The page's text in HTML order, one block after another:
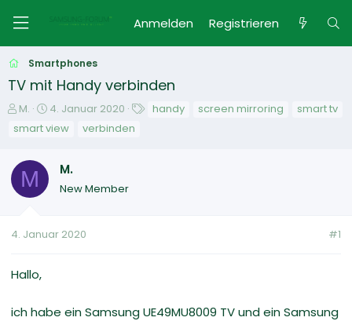
Anmelden Registrieren
Smartphones
TV mit Handy verbinden
E
e
M.
E
r
a
4. Januar 2020 handy screen mirroring
smart tv
smart view
verbinden
M M.
New Member
4. Januar 2020 #1
Hallo,
ich habe ein Samsung UE49MU8009 TV und ein Samsung